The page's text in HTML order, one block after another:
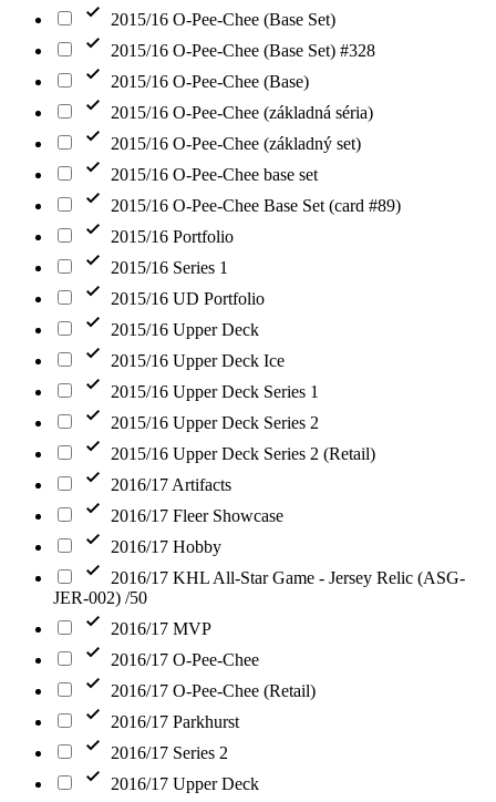
2015/16 O-Pee-Chee (Base Set)
2015/16 O-Pee-Chee (Base Set) #328
2015/16 O-Pee-Chee (Base)
2015/16 O-Pee-Chee (základná séria)
2015/16 O-Pee-Chee (základný set)
2015/16 O-Pee-Chee base set
2015/16 O-Pee-Chee Base Set (card #89)
2015/16 Portfolio
2015/16 Series 1
2015/16 UD Portfolio
2015/16 Upper Deck
2015/16 Upper Deck Ice
2015/16 Upper Deck Series 1
2015/16 Upper Deck Series 2
2015/16 Upper Deck Series 2 (Retail)
2016/17 Artifacts
2016/17 Fleer Showcase
2016/17 Hobby
2016/17 KHL All-Star Game - Jersey Relic (ASG-
JER-002) /50
2016/17 MVP
2016/17 O-Pee-Chee
2016/17 O-Pee-Chee (Retail)
2016/17 Parkhurst
2016/17 Series 2
2016/17 Upper Deck